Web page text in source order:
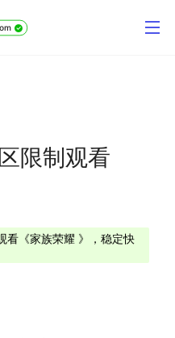
限制观看
看《家族荣耀 》，稳定快